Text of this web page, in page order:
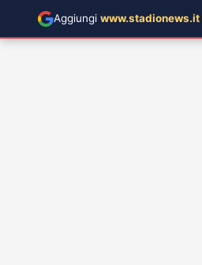
Aggiungi www.stadionews.it